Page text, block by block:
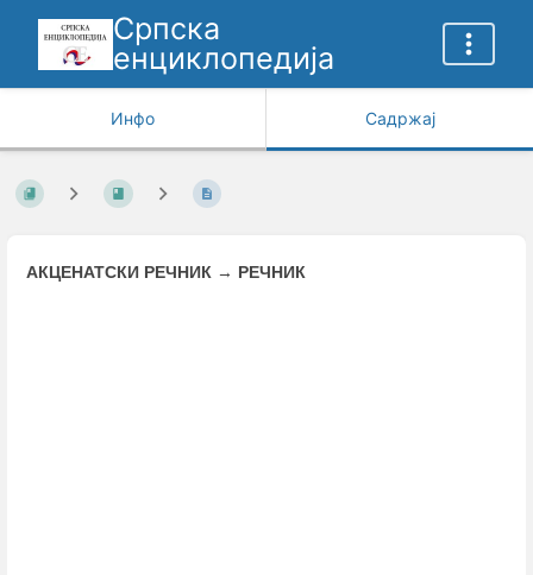
Српска
енциклопедија
Инфо Садржај
АКЦЕНАТСКИ РЕЧНИК → РЕЧНИК